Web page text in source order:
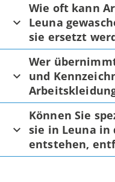
Wie oft kann
Leuna
sie ersetzt
Wer
und
Können Sie
sie in Leuna in
entstehen,